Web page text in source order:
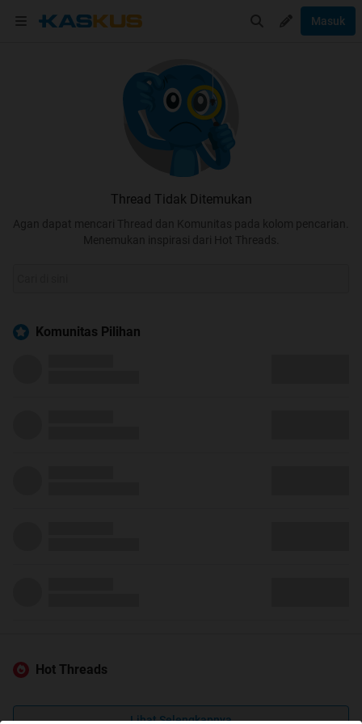
Masuk
Thread Tidak Ditemukan
Agan dapat mencari Thread dan Komunitas pada kolom pencarian.
Menemukan inspirasi dari Hot Threads.
Komunitas Pilihan
Hot Threads
Lihat Selengkapnya